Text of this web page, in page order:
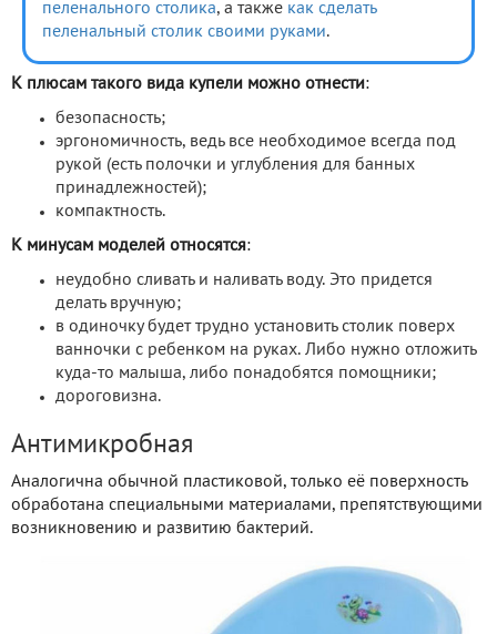
пеленального столика, а также как сделать
пеленальный столик своими руками.
К плюсам такого вида купели можно отнести:
безопасность;
эргономичность, ведь все необходимое всегда под
рукой (есть полочки и углубления для банных
принадлежностей);
компактность.
К минусам моделей относятся:
неудобно сливать и наливать воду. Это придется
делать вручную;
в одиночку будет трудно установить столик поверх
ванночки с ребенком на руках. Либо нужно отложить
куда-то малыша, либо понадобятся помощники;
дороговизна.
Антимикробная
Аналогична обычной пластиковой, только её поверхность
обработана специальными материалами, препятствующими
возникновению и развитию бактерий.